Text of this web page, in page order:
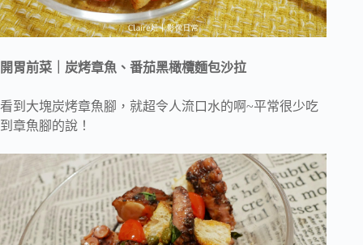
開胃前菜｜炭烤章魚、番茄黑橄欖麵包沙拉
看到大塊炭烤章魚腳，就超令人流口水的啊~平常很少吃
到章魚腳的說！